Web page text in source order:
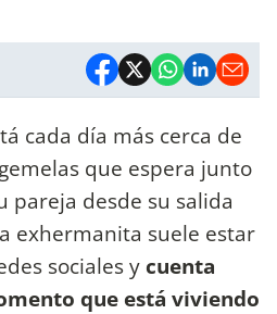
cada día más cerca de
que espera junto
pareja desde su salida
exhermanita suele estar
sociales y cuenta
que está viviendo